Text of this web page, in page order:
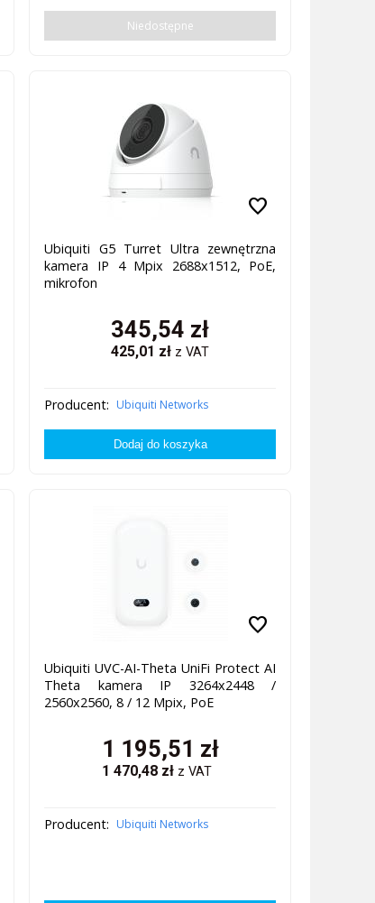
Niedostępne
favorite
Ubiquiti G5 Turret Ultra zewnętrzna
kamera IP 4 Mpix 2688x1512, PoE,
mikrofon
345,54 zł
425,01 zł z VAT
Producent: Ubiquiti Networks
favorite
Ubiquiti UVC-AI-Theta UniFi Protect AI
Theta kamera IP 3264x2448 /
2560x2560, 8 / 12 Mpix, PoE
1 195,51 zł
1 470,48zł z VAT
Producent: Ubiquiti Networks